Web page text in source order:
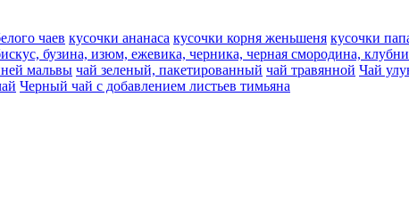
чаев кусочки ананаса кусочки корня женьшеня кусочки
бузина, изюм, ежевика, черника, черная смородина,
мальвы чай зеленый, пакетированный чай травянной Чай
Черный чай с добавлением листьев тимьяна